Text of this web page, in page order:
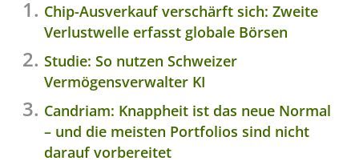
Chip-Ausverkauf verschärft sich: Zweite
Verlustwelle erfasst globale Börsen
Studie: So nutzen Schweizer
Vermögensverwalter KI
Candriam: Knappheit ist das neue Normal
– und die meisten Portfolios sind nicht
darauf vorbereitet